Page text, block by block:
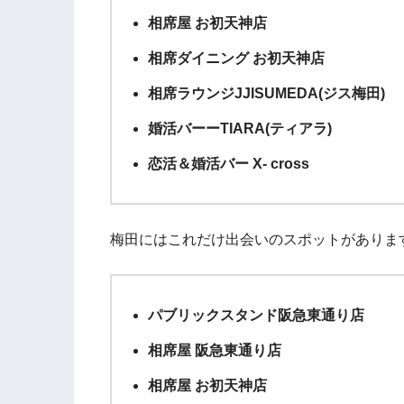
相席屋 お初天神店
相席ダイニング お初天神店
相席ラウンジJJISUMEDA(ジス梅田)
婚活バーーTIARA(ティアラ)
恋活＆婚活バー X- cross
梅田にはこれだけ出会いのスポットがありま
パブリックスタンド阪急東通り店
相席屋 阪急東通り店
相席屋 お初天神店